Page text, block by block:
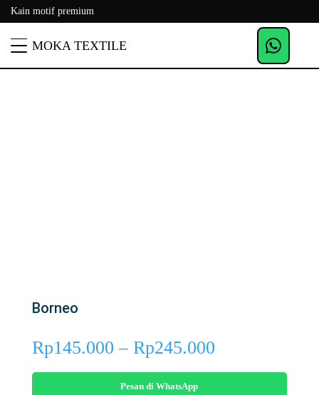
Kain motif premium
MOKA TEXTILE
Borneo
Rp145.000 – Rp245.000Price
Pesan di WhatsApp